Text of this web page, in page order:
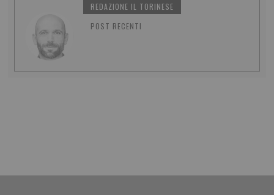
REDAZIONE IL TORINESE
POST RECENTI